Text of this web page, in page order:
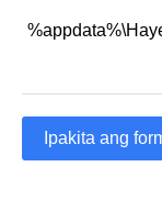
Ipakita ang